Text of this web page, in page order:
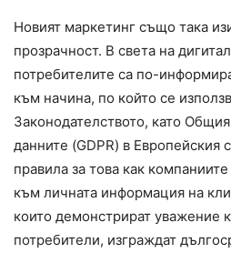
Новият маркетинг също така
прозрачност. В света на
потребителите са по-
към начина, по който се
Законодателството, като
данните (GDPR) в Европейския
правила за това как
към личната информация на
които демонстрират уважение
потребители, изграждат